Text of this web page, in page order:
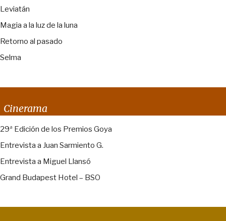
Leviatán
Magia a la luz de la luna
Retorno al pasado
Selma
Cinerama
29ª Edición de los Premios Goya
Entrevista a Juan Sarmiento G.
Entrevista a Miguel Llansó
Grand Budapest Hotel – BSO